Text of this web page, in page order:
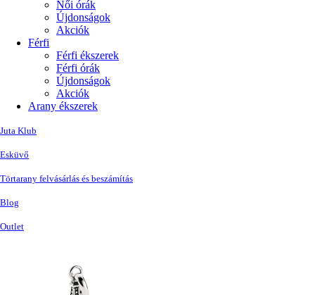
Női órák
Újdonságok
Akciók
Férfi
Férfi ékszerek
Férfi órák
Újdonságok
Akciók
Arany ékszerek
Juta Klub
Esküvő
Törtarany felvásárlás és beszámítás
Blog
Outlet